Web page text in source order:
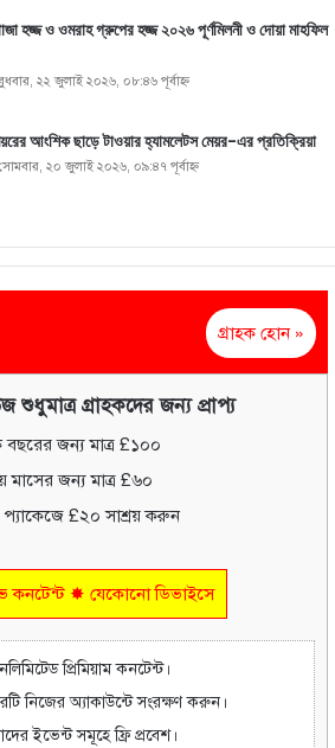
হজ্জ ও ওমরাহ গ্রুপের হজ্জ ২০২৬ পূর্ণমিলনী ও দোয়া মাহফিল
২২ জুলাই ২০২৬, ০৮:৪৬ পূর্বাহ্ণ
আংশিক ছাড়ে টাওয়ার হ্যামলেটস মেয়র-এর প্রতিক্রিয়া
২০ জুলাই ২০২৬, ০৯:৪৭ পূর্বাহ্ণ
গ্রাহক হোন »
শুধুমাত্র গ্রাহকদের জন্য প্রাপ্য
জন্য মাত্র £১০০
মাসের জন্য মাত্র £৬০
প্যাকেজে £২০ সাশ্রয় করুন
কনটেন্ট ✸ যেকোনো ডিভাইসে
প্রিমিয়াম কনটেন্ট।
নিজের অ্যাকাউন্টে সংরক্ষণ করুন।
ইভেন্ট সমূহে ফ্রি প্রবেশ।